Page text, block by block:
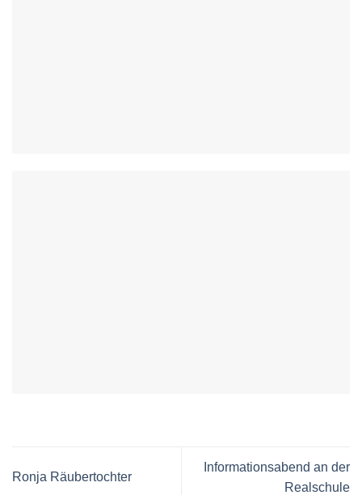
Ronja Räubertochter
Informationsabend an der
Realschule